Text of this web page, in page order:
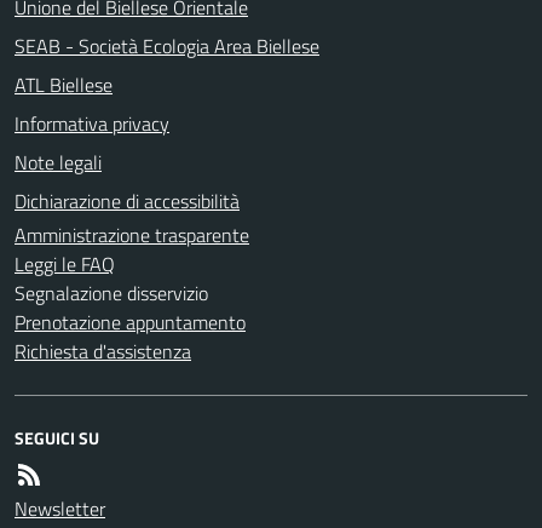
Unione del Biellese Orientale
SEAB - Società Ecologia Area Biellese
ATL Biellese
Informativa privacy
Note legali
Dichiarazione di accessibilità
Amministrazione trasparente
Leggi le FAQ
Segnalazione disservizio
Prenotazione appuntamento
Richiesta d'assistenza
SEGUICI SU
Newsletter